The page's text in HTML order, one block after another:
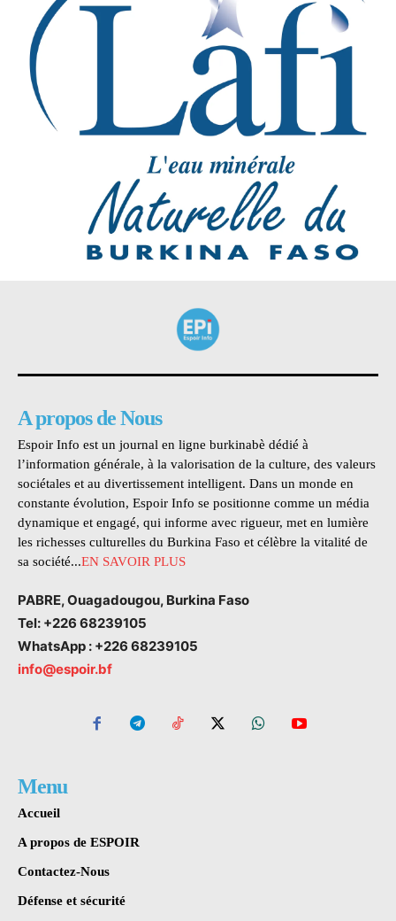
A propos de Nous
Espoir Info est un journal en ligne burkinabè dédié à
l’information générale, à la valorisation de la culture, des valeurs
sociétales et au divertissement intelligent. Dans un monde en
constante évolution, Espoir Info se positionne comme un média
dynamique et engagé, qui informe avec rigueur, met en lumière
les richesses culturelles du Burkina Faso et célèbre la vitalité de
sa société...EN SAVOIR PLUS
PABRE, Ouagadougou, Burkina Faso
Tel: +226 68239105
WhatsApp : +226 68239105
info@espoir.bf
Menu
Accueil
A propos de ESPOIR
Contactez-Nous
Défense et sécurité